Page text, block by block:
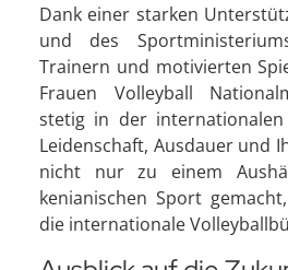
Dank einer starken
und des
Trainern und motivierten
Frauen Volleyball
stetig in der
Leidenschaft, Ausdauer und
nicht nur zu einem
kenianischen Sport
die internationale